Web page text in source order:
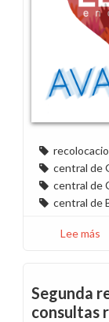
central de
central de
central de
Lee más
Segunda
consultas